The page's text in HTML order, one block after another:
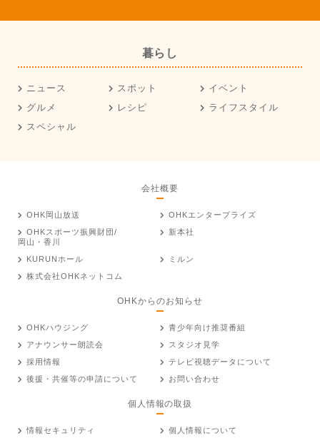
暮らし
ニュース スポット
イベント
グルメ
レシピ
ライフスタイル
スペシャル
会社概要
OHK岡山放送
OHKエンタープライズ
OHKスポーツ振興財団/
岡山・香川
新本社
KURUNホール
ミルン
株式会社OHKネットコム
OHKからのお知らせ
OHKハウジング
青少年向け推奨番組
アナウンサー朗読会
スタジオ見学
採用情報
テレビ視聴データについて
後援・共催等の申請について
お問い合わせ
個人情報の取扱
情報セキュリティ
個人情報について